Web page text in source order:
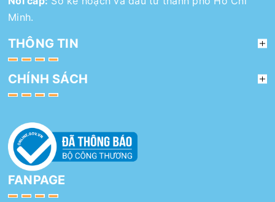
Minh.
THÔNG TIN
CHÍNH SÁCH
FANPAGE